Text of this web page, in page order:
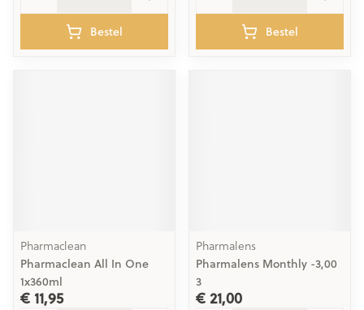
Bestel Bestel
Pharmaclean
Pharmaclean All In One
1x360ml
€ 11,95
Pharmalens
Pharmalens Monthly -3,00
3
€ 21,00